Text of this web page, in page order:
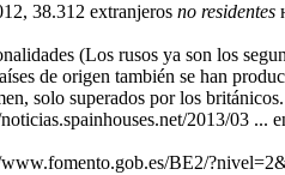
38.312 extranjeros no residentes
(Los rusos ya son los
de origen también se han
solo superados por los
2013/03 ...
BE2/